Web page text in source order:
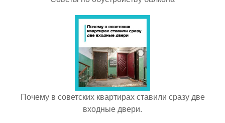
Почему в советских квартирах ставили сразу две
входные двери.